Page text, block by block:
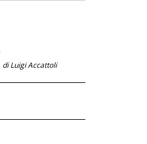
di Luigi Accattoli